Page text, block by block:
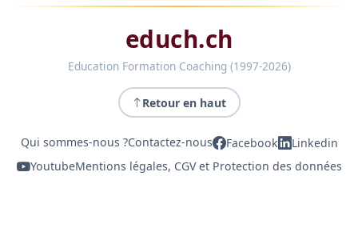
educh.ch
Education Formation Coaching (1997-2026)
Retour en haut
Qui sommes-nous ?Contactez-nous Facebook
Linkedin
YoutubeMentions légales, CGV et Protection des données